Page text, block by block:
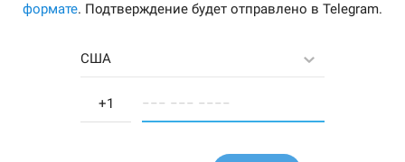
формате. Подтверждение будет отправлено в Telegram.
США
−−− −−− −−−−